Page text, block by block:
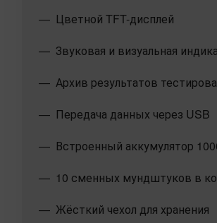
Цветной TFT-дисплей
Звуковая и визуальная
Архив результатов
Передача данных через USB
Встроенный аккумулятор
10 сменных мундштуков в
Жёсткий чехол для хранения